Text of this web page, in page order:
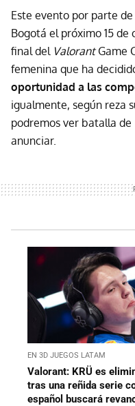
Este evento por parte
Bogotá el próximo 15
final del ValorantGame
femenina que ha
oportunidad a las
igualmente, según reza
podremos ver batalla de
anunciar.
EN 3D JUEGOS LATAM
Valorant: KRÜ es
tras una reñida serie
español buscará